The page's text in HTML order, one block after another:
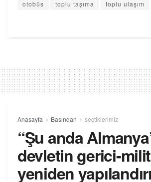
otobüs toplu taşıma toplu ulaşım
Anasayfa Basından seçtiklerimiz
“Şu anda
devletin gerici-
yeniden